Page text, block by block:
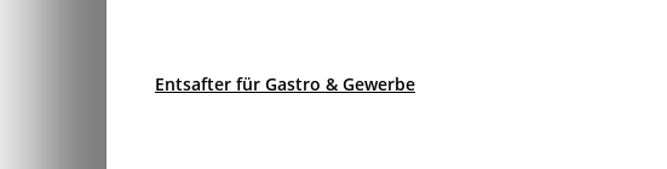
Entsafter für Gastro & Gewerbe